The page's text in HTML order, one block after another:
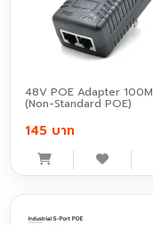
48V POE Adapter 100M
(Non-Standard POE)
145 บาท